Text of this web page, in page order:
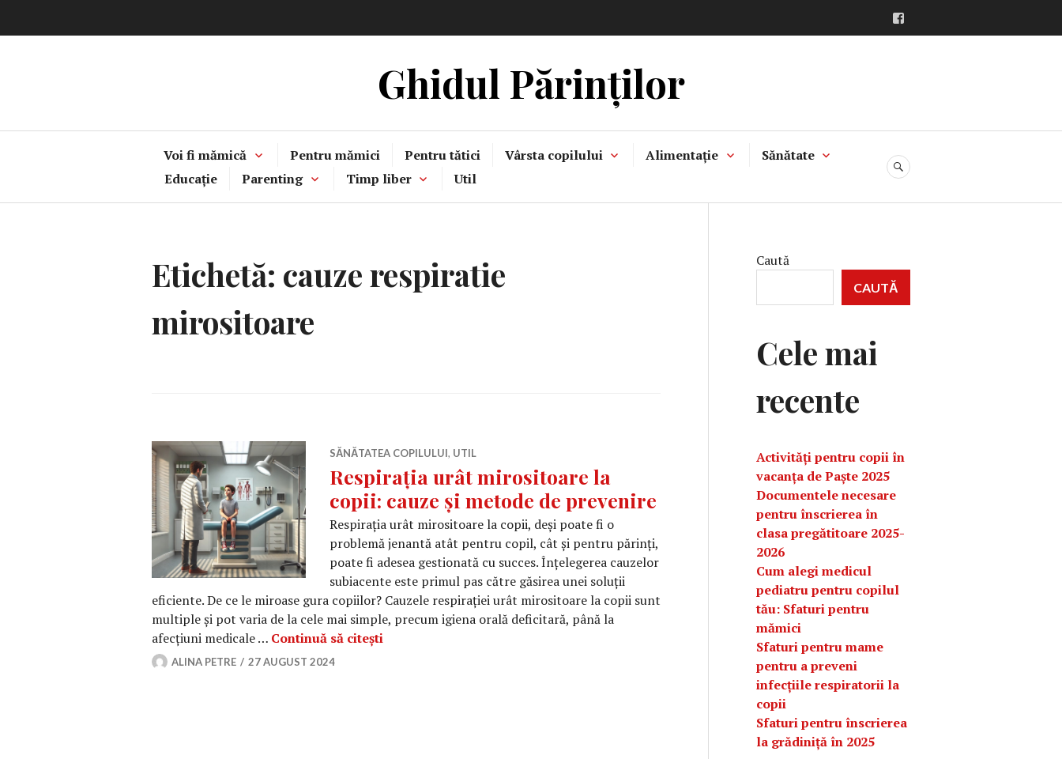
la
Ghidul Părinților
Voi fi mămică Pentru mămici Pentru tătici Vârsta copilului Alimentație
Sănătate
Educație
Parenting Timp liber Util
CĂUTARE
Etichetă: cauze respiratie
mirositoare
SĂNĂTATEA COPILULUI, UTIL
Respirația urât mirositoare la
copii: cauze și metode de prevenire
Respirația urât mirositoare la copii, deși poate fi o
problemă jenantă atât pentru copil, cât și pentru părinți,
poate fi adesea gestionată cu succes. Înțelegerea cauzelor
subiacente este primul pas către găsirea unei soluții
eficiente. De ce le miroase gura copiilor? Cauzele respirației urât mirositoare la copii sunt
multiple și pot varia de la cele mai simple, precum igiena orală deficitară, până la
afecțiuni medicale … Continuă să citești Respirația urât mirositoare la copii: cauze și metode de prevenire
ALINA PETRE 27 AUGUST 2024
Caută
CAUTĂ
Cele mai
recente
Activități pentru copii în
vacanța de Paște 2025
Documentele necesare
pentru înscrierea în
clasa pregătitoare 2025-
2026
Cum alegi medicul
pediatru pentru copilul
tău: Sfaturi pentru
mămici
Sfaturi pentru mame
pentru a preveni
infecțiile respiratorii la
copii
Sfaturi pentru înscrierea
la grădiniță în 2025